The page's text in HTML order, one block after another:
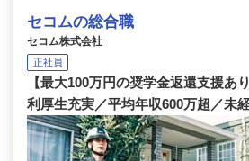
セコムの総合職
セコム株式会社
正社員
【最大100万円の奨学金返還支援あ
利厚生充実／平均年収600万超／未